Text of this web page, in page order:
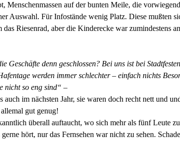
Menschenmassen auf der bunten Meile, die
Auswahl. Für Infostände wenig Platz. Diese mußten
Riesenrad, aber die Kinderecke war zumindestens
Geschäfte denn geschlossen? Bei uns ist bei
werden immer schlechter – einfach nichts
nicht so eng sind“ –
im nächsten Jahr, sie waren doch recht nett und
gut genug!
überall auftaucht, wo sich mehr als fünf Leute
hört, nur das Fernsehen war nicht zu sehen.